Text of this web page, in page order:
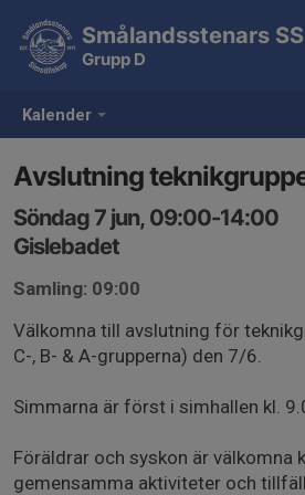
Kalender
Smålandsstenars SS
Grupp D
Avslutning
Söndag 7 jun, 09:00-14:00
Gislebadet
Samling: 09:00
Välkomna till avslutning för
C-, B- & A-grupperna) den 7/6.
Simmarna är först i simhallen kl.
Föräldrar och syskon är välkomna
gemensamma aktiviteter och